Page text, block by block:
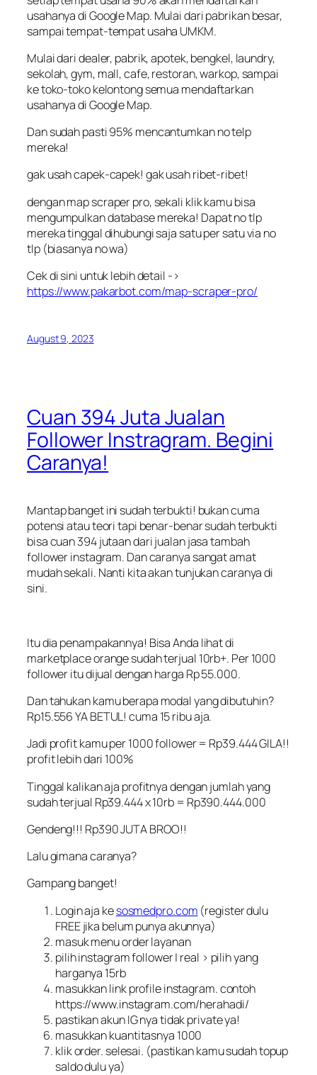
usahanya di Google Map. Mulai dari pabrikan besar,
sampai tempat-tempat usaha UMKM.
Mulai dari dealer, pabrik, apotek, bengkel, laundry,
sekolah, gym, mall, cafe, restoran, warkop, sampai
ke toko-toko kelontong semua mendaftarkan
usahanya di Google Map.
Dan sudah pasti 95% mencantumkan no telp
mereka!
gak usah capek-capek! gak usah ribet-ribet!
dengan map scraper pro, sekali klik kamu bisa
mengumpulkan database mereka! Dapat no tlp
mereka tinggal dihubungi saja satu per satu via no
tlp (biasanya no wa)
Cek di sini untuk lebih detail ->
https://www.pakarbot.com/map-scraper-pro/
August 9, 2023
Cuan 394 Juta Jualan
Follower Instragram. Begini
Caranya!
Mantap banget ini sudah terbukti! bukan cuma
potensi atau teori tapi benar-benar sudah terbukti
bisa cuan 394 jutaan dari jualan jasa tambah
follower instagram. Dan caranya sangat amat
mudah sekali. Nanti kita akan tunjukan caranya di
sini.
Itu dia penampakannya! Bisa Anda lihat di
marketplace orange sudah terjual 10rb+. Per 1000
follower itu dijual dengan harga Rp 55.000.
Dan tahukan kamu berapa modal yang dibutuhin?
Rp15.556 YA BETUL! cuma 15 ribu aja.
Jadi profit kamu per 1000 follower = Rp39.444 GILA!!
profit lebih dari 100%
Tinggal kalikan aja profitnya dengan jumlah yang
sudah terjual Rp39.444 x 10rb = Rp390.444.000
Gendeng!!! Rp390 JUTA BROO!!
Lalu gimana caranya?
Gampang banget!
Login aja kesosmedpro.com (register dulu
FREE jika belum punya akunnya)
masuk menu order layanan
pilih instagram follower | real > pilih yang
harganya 15rb
masukkan link profile instagram. contoh
https://www.instagram.com/herahadi/
pastikan akun IG nya tidak private ya!
masukkan kuantitasnya 1000
klik order. selesai. (pastikan kamu sudah topup
saldo dulu ya)